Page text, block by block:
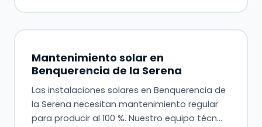
Mantenimiento solar en
Benquerencia de la Serena
Las instalaciones solares en Benquerencia de
la Serena necesitan mantenimiento regular
para producir al 100 %. Nuestro equipo técn…